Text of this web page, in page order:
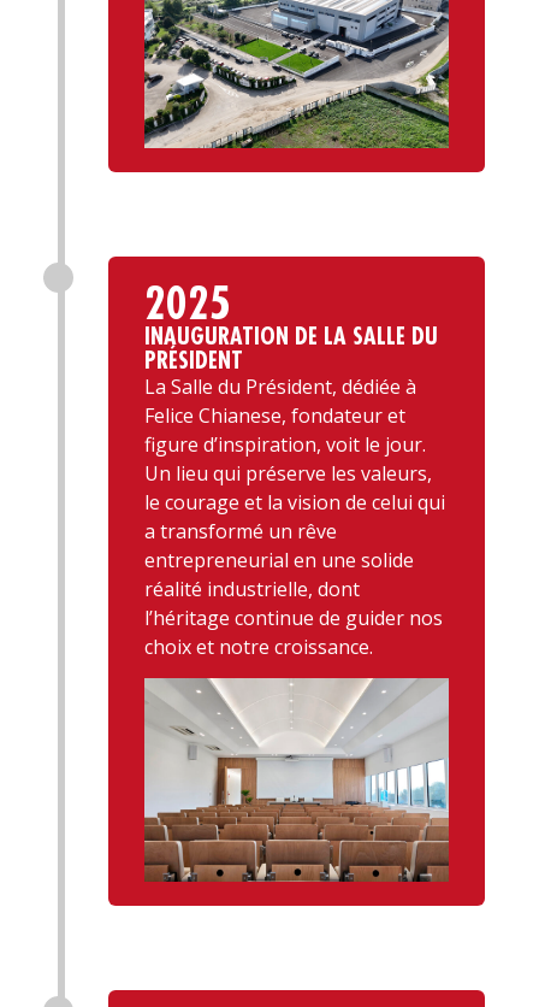
2025
INAUGURATION DE LA SALLE DU
PRÉSIDENT
La Salle du Président, dédiée à
Felice Chianese, fondateur et
figure d’inspiration, voit le jour.
Un lieu qui préserve les valeurs,
le courage et la vision de celui qui
a transformé un rêve
entrepreneurial en une solide
réalité industrielle, dont
l’héritage continue de guider nos
choix et notre croissance.